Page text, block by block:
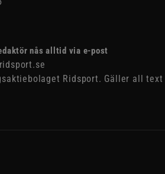
nås alltid via e-post
Ridsport. Gäller all text